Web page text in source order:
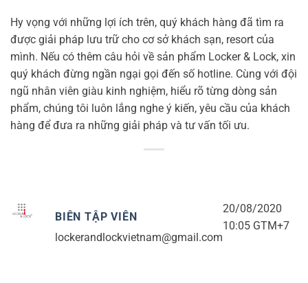
Hy vọng với những lợi ích trên, quý khách hàng đã tìm ra
được giải pháp lưu trữ cho cơ sở khách sạn, resort của
mình. Nếu có thêm câu hỏi về sản phẩm Locker & Lock, xin
quý khách đừng ngần ngại gọi đến số hotline. Cùng với đội
ngũ nhân viên giàu kinh nghiệm, hiểu rõ từng dòng sản
phẩm, chúng tôi luôn lắng nghe ý kiến, yêu cầu của khách
hàng để đưa ra những giải pháp và tư vấn tối ưu.
BIÊN TẬP VIÊN
lockerandlockvietnam@gmail.com
20/08/2020
10:05 GTM+7